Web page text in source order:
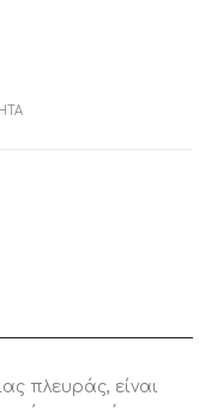
πλευράς, είναι